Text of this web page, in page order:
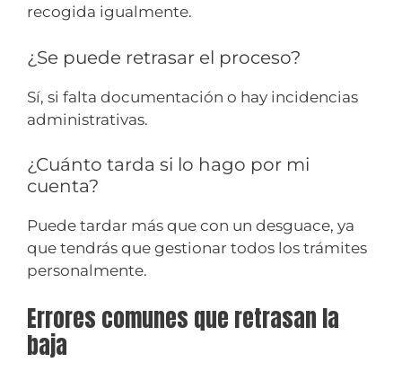
recogida igualmente.
¿Se puede retrasar el proceso?
Sí, si falta documentación o hay incidencias
administrativas.
¿Cuánto tarda si lo hago por mi
cuenta?
Puede tardar más que con un desguace, ya
que tendrás que gestionar todos los trámites
personalmente.
Errores comunes que retrasan la
baja